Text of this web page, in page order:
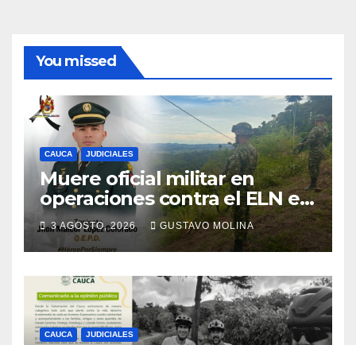
You missed
CAUCA JUDICIALES
Muere oficial militar en
operaciones contra el ELN en
el sur del Cauca
3 AGOSTO, 2026 GUSTAVO MOLINA
CAUCA JUDICIALES